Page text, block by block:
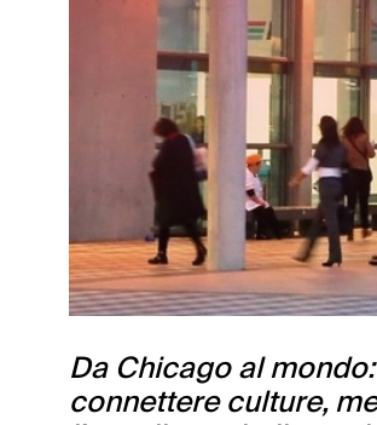
Da Chicago al
connettere culture,